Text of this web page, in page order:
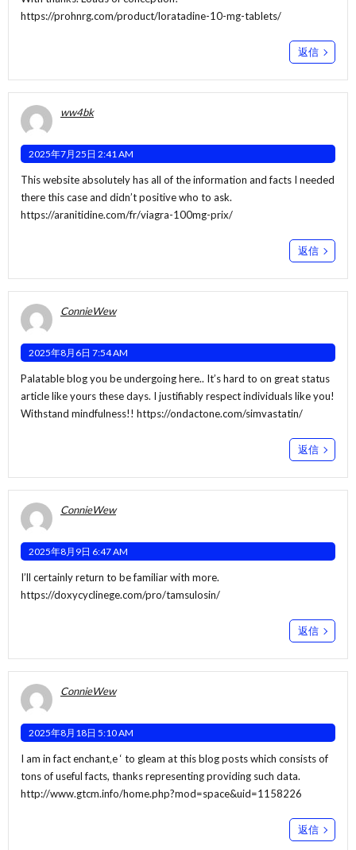
https://prohnrg.com/product/loratadine-10-mg-tablets/
返信
ww4bk
2025年7月25日 2:41 AM
This website absolutely has all of the information and facts I needed
there this case and didn’t positive who to ask.
https://aranitidine.com/fr/viagra-100mg-prix/
返信
ConnieWew
2025年8月6日 7:54 AM
Palatable blog you be undergoing here.. It’s hard to on great status
article like yours these days. I justifiably respect individuals like you!
Withstand mindfulness!! https://ondactone.com/simvastatin/
返信
ConnieWew
2025年8月9日 6:47 AM
I’ll certainly return to be familiar with more.
https://doxycyclinege.com/pro/tamsulosin/
返信
ConnieWew
2025年8月18日 5:10 AM
I am in fact enchant‚e ‘ to gleam at this blog posts which consists of
tons of useful facts, thanks representing providing such data.
http://www.gtcm.info/home.php?mod=space&uid=1158226
返信